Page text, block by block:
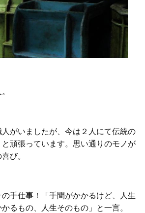
がいましたが、今は２人にて伝統の
頑張っています。 思い通りのモノが
び。
手仕事！「手間がかかるけど、人生
るもの、人生そのもの」と一言。